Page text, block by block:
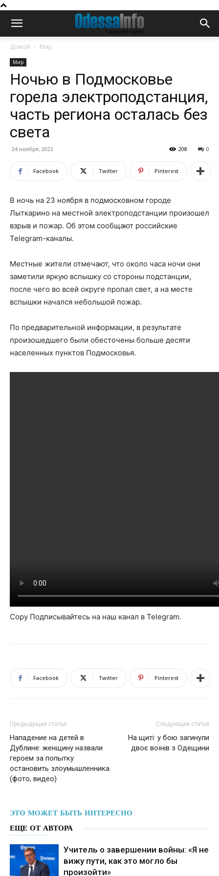
Домой Мир
Мир
Ночью в Подмосковье
горела электроподстанция,
часть региона осталась без
света
24 ноября, 2023 0
208
Facebook Twitter Pinterest
В ночь на 23 ноября в подмосковном городе
Лыткарино на местной электроподстанции произошел
взрыв и пожар. Об этом сообщают российские
Telegram-каналы.
Местные жители отмечают, что около часа ночи они
заметили яркую вспышку со стороны подстанции,
после чего во всей округе пропал свет, а на месте
вспышки начался небольшой пожар.
По предварительной информации, в результате
произошедшего были обесточены больше десяти
населенных пунктов Подмосковья.
Copy Подписывайтесь на наш канал в Telegram.
Facebook Twitter Pinterest
Предыдущая статья
Нападение на детей в
Дублине: женщину назвали
героем за попытку
остановить злоумышленника
(фото, видео)
Следующая статья
На щиті: у бою загинули
двоє воїнів з Одещини
ЭТО МОЖЕТ БЫТЬ ИНТЕРЕСНО
ЕЩЕ ОТ АВТОРА
Учитель о завершении войны: «Я не
вижу пути, как это могло бы
произойти»